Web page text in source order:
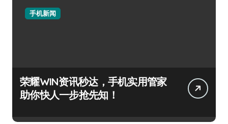
手机新闻
荣耀WIN资讯秒达，手机实用管家
助你快人一步抢先知！